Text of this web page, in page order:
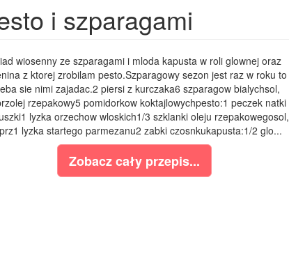
i szparagami
wiosenny ze szparagami i mloda kapusta w roli glownej oraz
z ktorej zrobilam pesto.Szparagowy sezon jest raz w roku to
sie nimi zajadac.2 piersi z kurczaka6 szparagow bialychsol,
rzepakowy5 pomidorkow koktajlowychpesto:1 peczek natki
lyzka orzechow wloskich1/3 szklanki oleju rzepakowegosol,
lyzka startego parmezanu2 zabki czosnkukapusta:1/2 glo...
Zobacz cały przepis...